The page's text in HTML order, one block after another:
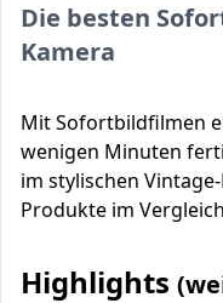
Die besten
Kamera
Mit Sofortbildfilmen
wenigen Minuten
im stylischen
Produkte im
Highlights